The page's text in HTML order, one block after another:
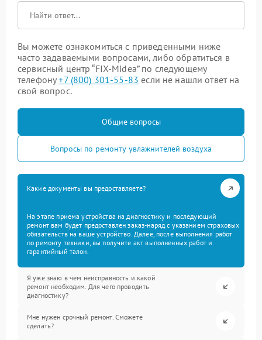
Вы можете ознакомиться с приведенными ниже
часто задаваемыми вопросами, либо обратиться в
сервисный центр “FIX-Midea” по следующему
телефону+7 (800) 301-55-83 если не нашли ответ на
свой вопрос.
Общие вопросы
Вопросы по ремонту увлажнителей воздуха
Какие документы вы предоставляете?
На этапе приема устройства на диагностику и последующий
ремонт вам будет предоставлен заказ-наряд с указанием страховых
обязательств на ваше устройство. Далее, после выполнения работ
по ремонту техники, вы получите акт выполненных работ и
гарантийный талон.
Я уже знаю в чем неисправность и какой
ремонт необходим. Для чего проводить
диагностику?
Мне нужен срочный ремонт. Сможете
сделать?